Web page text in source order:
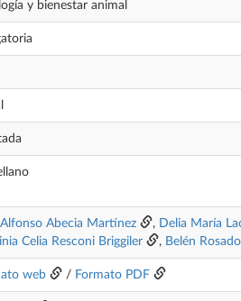
y bienestar animal
Abecia Martínez , Delia María
Celia Resconi Briggiler , Belén
web / Formato PDF